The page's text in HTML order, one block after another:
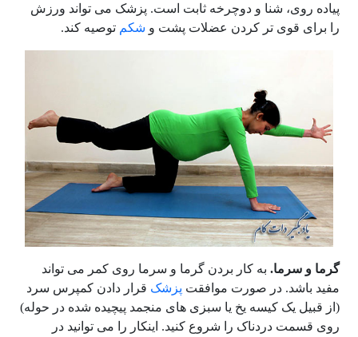
پیاده روی، شنا و دوچرخه ثابت است. پزشک می تواند ورزش
را برای قوی تر کردن عضلات پشت و شکم توصیه کند.
گرما و سرما.به کار بردن گرما و سرما روی کمر می تواند
مفید باشد. در صورت موافقت پزشک قرار دادن کمپرس سرد
(از قبیل یک کیسه یخ یا سبزی های منجمد پیچیده شده در حوله)
روی قسمت دردناک را شروع کنید. اینکار را می توانید در